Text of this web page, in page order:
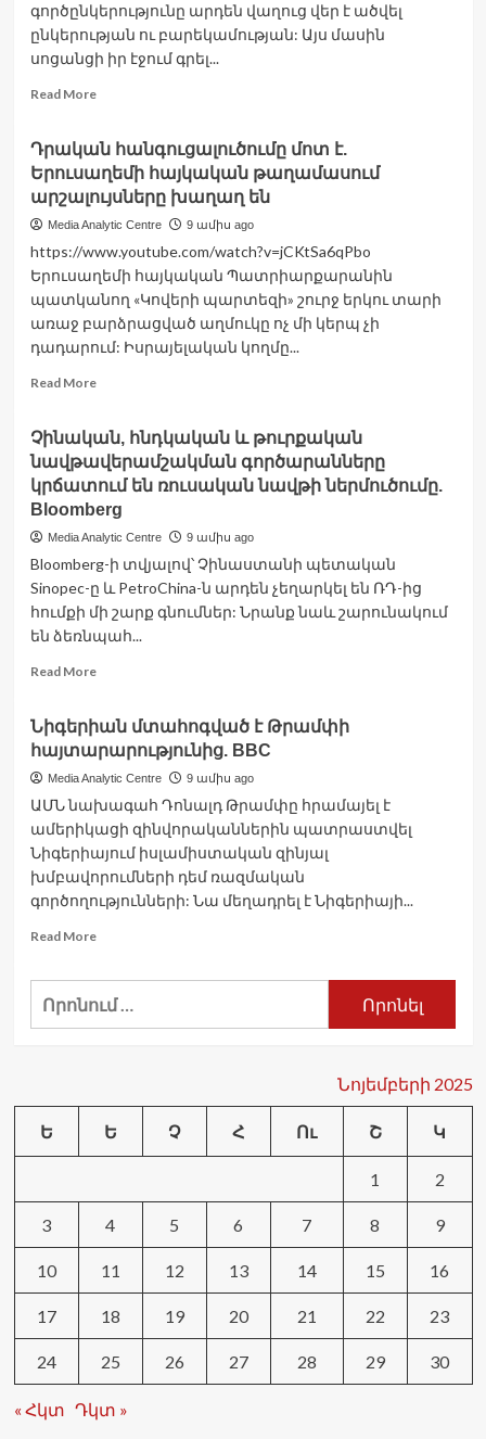
Ռուսաստանի
շրջանների
մի
նավթային
գործընկերությունը արդեն վաղուց վեր է ածվել
ընկերության ու բարեկամության: Այս մասին
սոցանցի իր էջում գրել...
Read MoreRead
Կազմեցինք
ծրագրեր,
որոնք
կնպաստեն
Նաումբուրգի
և
Արմավիրի
զարգացմանը.
Գերմանիայում
ՀՀ
դեսպան
Դրական հանգուցալուծումը մոտ է.
Երուսաղեմի հայկական թաղամասում
արշալույսները խաղաղ են
Media Analytic Centre 9 ամիս ago
https://www.youtube.com/watch?v=jCKtSa6qPbo
Երուսաղեմի հայկական Պատրիարքարանին
պատկանող «Կովերի պարտեզի» շուրջ երկու տարի
առաջ բարձրացված աղմուկը ոչ մի կերպ չի
դադարում: Իսրայելական կողմը...
Read MoreRead
Դրական
հանգուցալուծումը
մոտ
է.
Երուսաղեմի
հայկական
թաղամասում
արշալույսները
խաղաղ
Չինական, հնդկական և թուրքական
նավթավերամշակման գործարանները
կրճատում են ռուսական նավթի ներմուծումը.
Bloomberg
Media Analytic Centre 9 ամիս ago
Bloomberg-ի տվյալով՝ Չինաստանի պետական
Sinopec-ը և PetroChina-ն արդեն չեղարկել են ՌԴ-ից
հումքի մի շարք գնումներ: Նրանք նաև շարունակում
են ձեռնպահ...
Read MoreRead
Չինական,
հնդկական
և
նավթավերամշակման
գործարանները
կրճատում
են
ռուսական
ներմուծումը.
Նիգերիան մտահոգված է Թրամփի
հայտարարությունից. BBC
Media Analytic Centre 9 ամիս ago
ԱՄՆ նախագահ Դոնալդ Թրամփը հրամայել է
ամերիկացի զինվորականներին պատրաստվել
Նիգերիայում իսլամիստական ​​զինյալ
խմբավորումների դեմ ռազմական
գործողությունների: Նա մեղադրել է Նիգերիայի...
Read MoreRead
Նիգերիան
մտահոգված
Որոնել՝
Նոյեմբերի 2025
Ե Ե Չ Հ Ու Շ Կ
1 2
3 4 5 6 7 8 9
10 11 12 13 14 15 16
17 18 19 20 21 22 23
24 25 26 27 28 29 30
« Հկտ Դկտ »